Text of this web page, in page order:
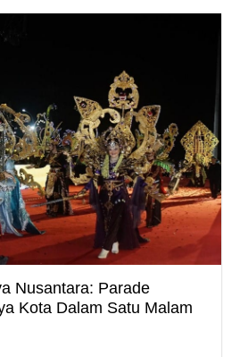
Nusantara: Parade
Kota Dalam Satu Malam